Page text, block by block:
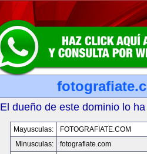
El dueño de este dominio lo
Mayusculas:
FOTOGRAFIATE.COM
Minusculas:
fotografiate.com